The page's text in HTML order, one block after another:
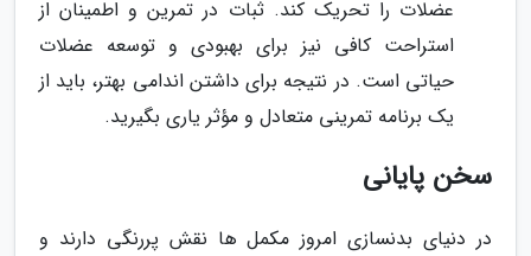
عضلات را تحریک کند. ثبات در تمرین و اطمینان از
استراحت کافی نیز برای بهبودی و توسعه عضلات
حیاتی است. در نتیجه برای داشتن اندامی بهتر، باید از
یک برنامه تمرینی متعادل و مؤثر یاری بگیرید.
سخن پایانی
در دنیای بدنسازی امروز مکمل ها نقش پررنگی دارند و